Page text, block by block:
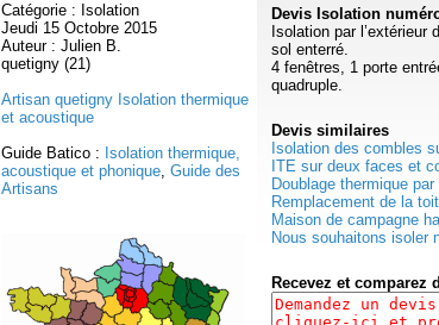
Catégorie : Isolation
Jeudi 15 Octobre 2015
Auteur : Julien B.
quetigny (21)
Artisan quetigny Isolation thermique
et acoustique
Guide Batico : Isolation thermique,
acoustique et phonique, Guide des
Artisans
Devis Isolation
Isolation par l’extérieur
sol enterré.
4 fenêtres, 1 porte
quadruple.
Devis similaires
Isolation des combles
ITE sur deux faces et
Doublage thermique
Remplacement de la
Maison de campagne
Nous souhaitons isoler
Recevez et comparez